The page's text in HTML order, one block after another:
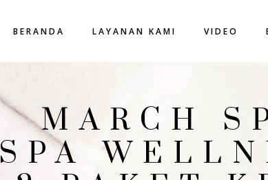
BERANDA LAYANAN KAMI VIDEO
MARCH
SPA